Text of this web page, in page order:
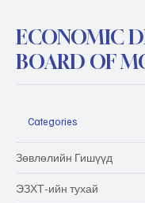
ECONOMIC
BOARD OF
Categories
Зөвлөлийн Гишүүд
ЭЗХТ-ийн тухай